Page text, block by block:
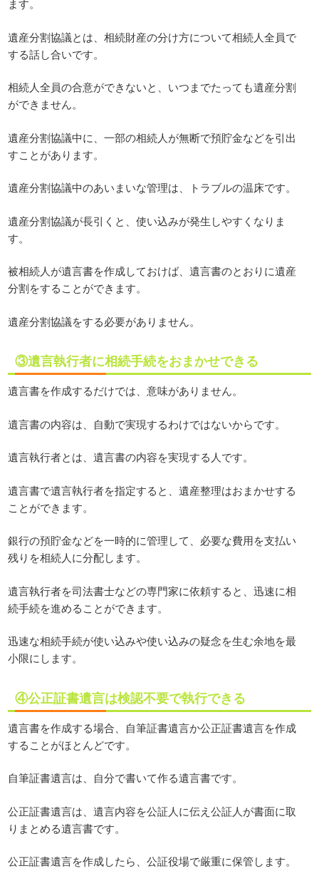
ます。
遺産分割協議とは、相続財産の分け方について相続人全員で
する話し合いです。
相続人全員の合意ができないと、いつまでたっても遺産分割
ができません。
遺産分割協議中に、一部の相続人が無断で預貯金などを引出
すことがあります。
遺産分割協議中のあいまいな管理は、トラブルの温床です。
遺産分割協議が長引くと、使い込みが発生しやすくなりま
す。
被相続人が遺言書を作成しておけば、遺言書のとおりに遺産
分割をすることができます。
遺産分割協議をする必要がありません。
③遺言執行者に相続手続をおまかせできる
遺言書を作成するだけでは、意味がありません。
遺言書の内容は、自動で実現するわけではないからです。
遺言執行者とは、遺言書の内容を実現する人です。
遺言書で遺言執行者を指定すると、遺産整理はおまかせする
ことができます。
銀行の預貯金などを一時的に管理して、必要な費用を支払い
残りを相続人に分配します。
遺言執行者を司法書士などの専門家に依頼すると、迅速に相
続手続を進めることができます。
迅速な相続手続が使い込みや使い込みの疑念を生む余地を最
小限にします。
④公正証書遺言は検認不要で執行できる
遺言書を作成する場合、自筆証書遺言か公正証書遺言を作成
することがほとんどです。
自筆証書遺言は、自分で書いて作る遺言書です。
公正証書遺言は、遺言内容を公証人に伝え公証人が書面に取
りまとめる遺言書です。
公正証書遺言を作成したら、公証役場で厳重に保管します。